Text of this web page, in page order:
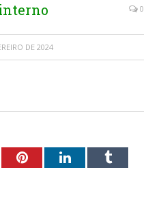
0
DE 2024
PinterestLinkedInTumblr